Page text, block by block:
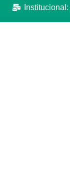
Institucional: